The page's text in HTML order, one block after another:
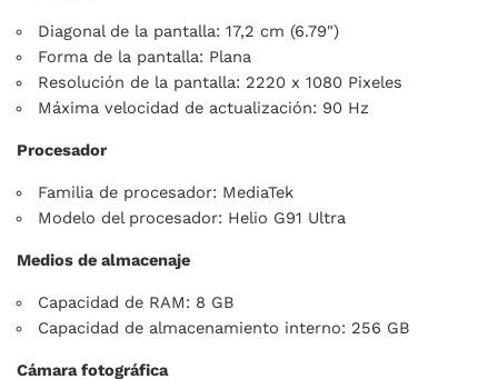
Diagonal de la pantalla: 17,2 cm (6.79")
Forma de la pantalla: Plana
Resolución de la pantalla: 2220 x 1080 Pixeles
Máxima velocidad de actualización: 90 Hz
Procesador
Familia de procesador: MediaTek
Modelo del procesador: Helio G91 Ultra
Medios de almacenaje
Capacidad de RAM: 8 GB
Capacidad de almacenamiento interno: 256 GB
Cámara fotográfica